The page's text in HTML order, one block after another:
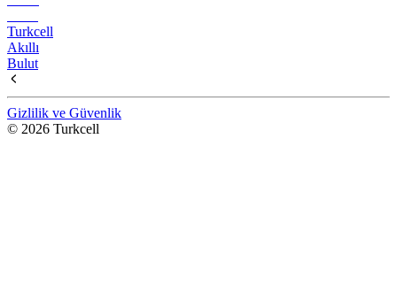
Turkcell
Akıllı
Bulut
Gizlilik ve Güvenlik
© 2026 Turkcell